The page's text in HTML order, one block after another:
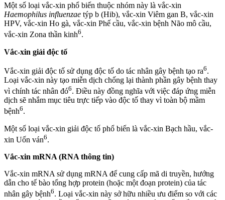
Một số loại vắc-xin phổ biến thuộc nhóm này là vắc-xin
Haemophilus influenzae týp b (Hib), vắc-xin Viêm gan B, vắc-xin
HPV, vắc-xin Ho gà, vắc-xin Phế cầu, vắc-xin bệnh Não mô cầu,
vắc-xin Zona thần kinh6.
Vắc-xin giải độc tố
Vắc-xin giải độc tố sử dụng độc tố do tác nhân gây bệnh tạo ra6.
Loại vắc-xin này tạo miễn dịch chống lại thành phần gây bệnh thay
vì chính tác nhân đó6. Điều này đồng nghĩa với việc đáp ứng miễn
dịch sẽ nhắm mục tiêu trực tiếp vào độc tố thay vì toàn bộ mầm
bệnh6.
Một số loại vắc-xin giải độc tố phổ biến là vắc-xin Bạch hầu, vắc-
xin Uốn ván6.
Vắc-xin mRNA (RNA thông tin)
Vắc-xin mRNA sử dụng mRNA để cung cấp mã di truyền, hướng
dẫn cho tế bào tổng hợp protein (hoặc một đoạn protein) của tác
nhân gây bệnh6. Loại vắc-xin này sở hữu nhiều ưu điểm so với các